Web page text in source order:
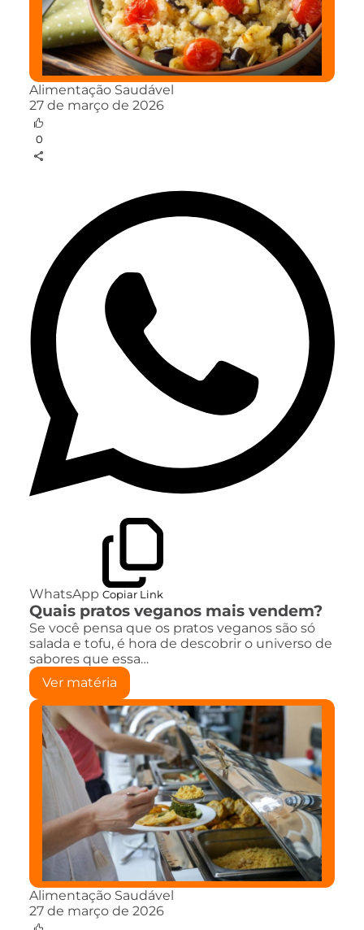
Alimentação Saudável
27 de março de 2026
0
WhatsApp Copiar Link
Quais pratos veganos mais vendem?
Se você pensa que os pratos veganos são só
salada e tofu, é hora de descobrir o universo de
sabores que essa…
Ver matéria
Alimentação Saudável
27 de março de 2026